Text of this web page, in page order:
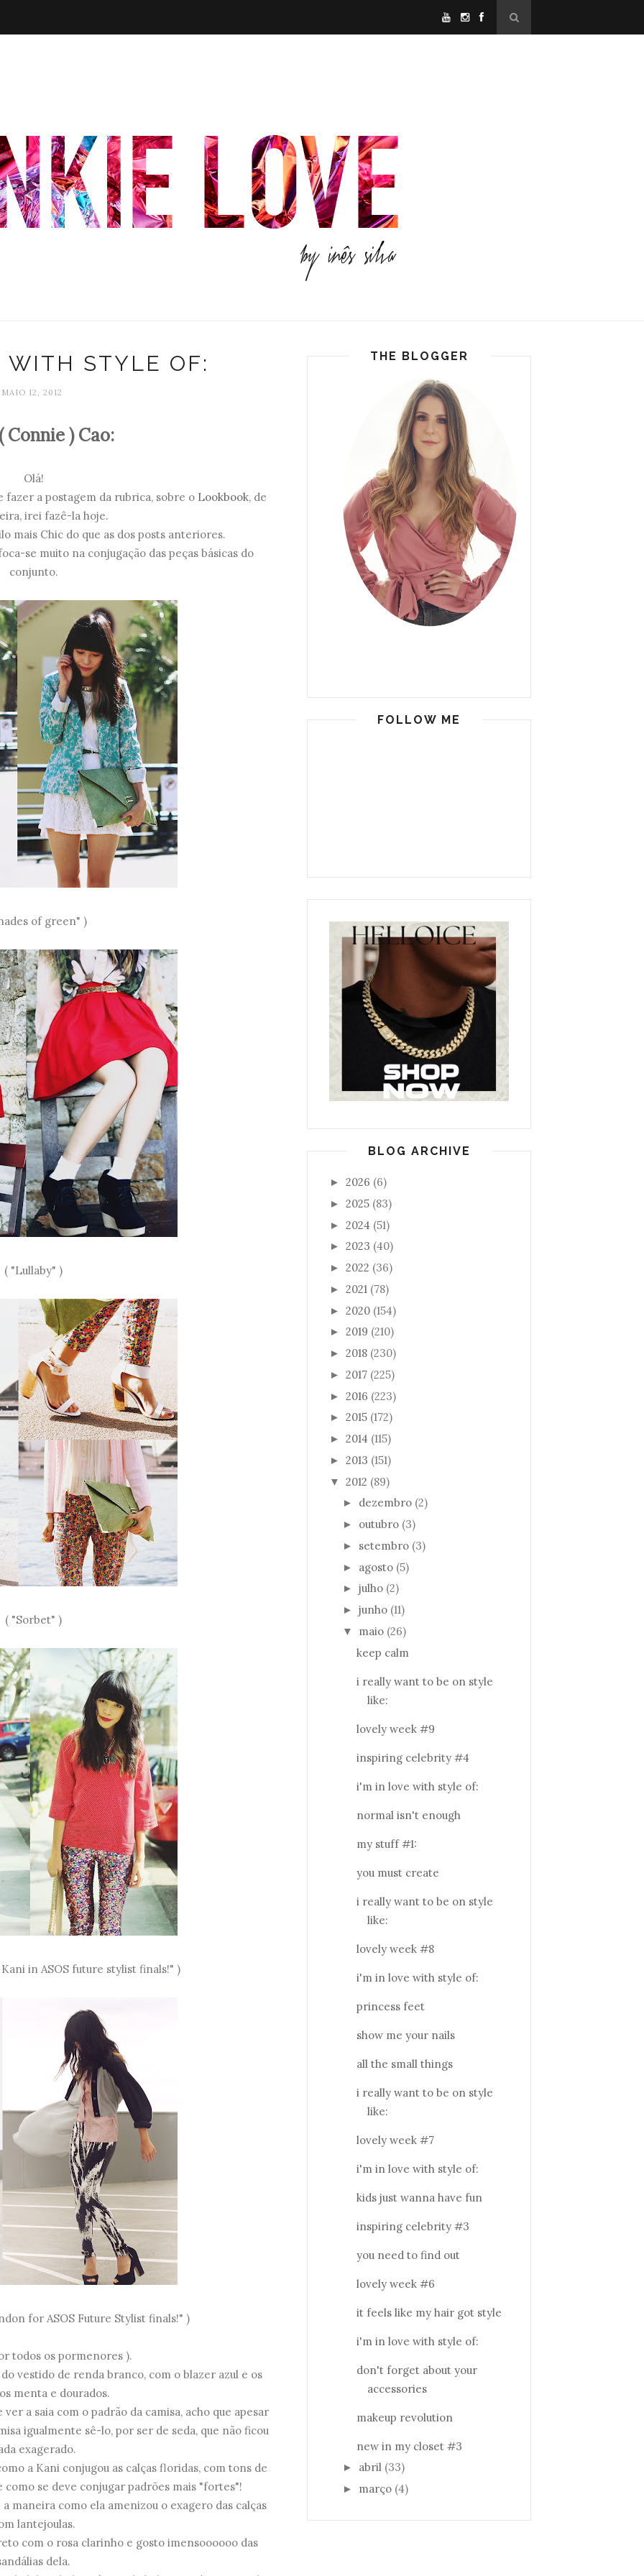
STYLE OF:
MAIO 12, 2012
Connie ) Cao:
Olá!
a postagem da rubrica, sobre o Lookbook, de
irei fazê-la hoje.
mais Chic do que as dos posts anteriores.
se muito na conjugação das peças básicas do
conjunto.
of green" )
( "Lullaby" )
( "Sorbet" )
in ASOS future stylist finals!" )
for ASOS Future Stylist finals!" )
todos os pormenores ).
vestido de renda branco, com o blazer azul e os
menta e dourados.
a saia com o padrão da camisa, acho que apesar
igualmente sê-lo, por ser de seda, que não ficou
exagerado.
a Kani conjugou as calças floridas, com tons de
se deve conjugar padrões mais "fortes"!
maneira como ela amenizou o exagero das calças
lantejoulas.
com o rosa clarinho e gosto imensoooooo das
dela.
THE BLOGGER
FOLLOW ME
BLOG ARCHIVE
► 2026 (6)
► 2025 (83)
► 2024 (51)
► 2023 (40)
► 2022 (36)
► 2021 (78)
► 2020 (154)
► 2019 (210)
► 2018 (230)
► 2017 (225)
► 2016 (223)
► 2015 (172)
► 2014 (115)
► 2013 (151)
▼ 2012 (89)
► dezembro (2)
► outubro (3)
► setembro (3)
► agosto (5)
► julho (2)
► junho (11)
▼ maio (26)
keep calm
i really want to be on style
like:
lovely week #9
inspiring celebrity #4
i'm in love with style of:
normal isn't enough
my stuff #1:
you must create
i really want to be on style
like:
lovely week #8
i'm in love with style of:
princess feet
show me your nails
all the small things
i really want to be on style
like:
lovely week #7
i'm in love with style of:
kids just wanna have fun
inspiring celebrity #3
you need to find out
lovely week #6
it feels like my hair got style
i'm in love with style of:
don't forget about your
accessories
makeup revolution
new in my closet #3
► abril (33)
► março (4)